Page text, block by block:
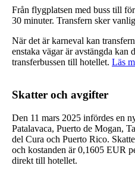
Från flygplatsen med buss till
30 minuter. Transfern sker
När det är karneval kan
enstaka vägar är avstängda kan
transferbussen till hotellet. Läs
Skatter och avgifter
Den 11 mars 2025 infördes en
Patalavaca, Puerto de Mogan,
del Cura och Puerto Rico.
och kostanden är0,1605 EUR
direkt till hotellet.